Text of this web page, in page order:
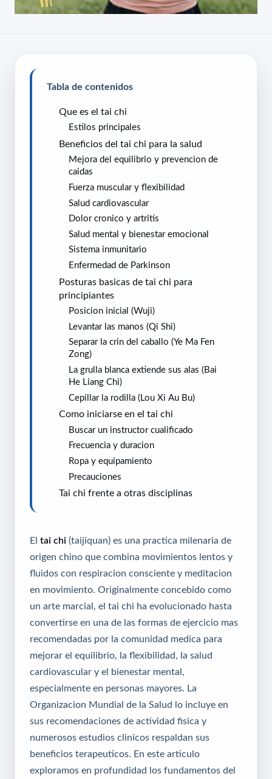
Tabla de contenidos
Que es el tai chi
Estilos principales
Beneficios del tai chi para la salud
Mejora del equilibrio y prevencion de
caidas
Fuerza muscular y flexibilidad
Salud cardiovascular
Dolor cronico y artritis
Salud mental y bienestar emocional
Sistema inmunitario
Enfermedad de Parkinson
Posturas basicas de tai chi para
principiantes
Posicion inicial (Wuji)
Levantar las manos (Qi Shi)
Separar la crin del caballo (Ye Ma Fen
Zong)
La grulla blanca extiende sus alas (Bai
He Liang Chi)
Cepillar la rodilla (Lou Xi Au Bu)
Como iniciarse en el tai chi
Buscar un instructor cualificado
Frecuencia y duracion
Ropa y equipamiento
Precauciones
Tai chi frente a otras disciplinas
El tai chi (taijiquan) es una practica milenaria de
origen chino que combina movimientos lentos y
fluidos con respiracion consciente y meditacion
en movimiento. Originalmente concebido como
un arte marcial, el tai chi ha evolucionado hasta
convertirse en una de las formas de ejercicio mas
recomendadas por la comunidad medica para
mejorar el equilibrio, la flexibilidad, la salud
cardiovascular y el bienestar mental,
especialmente en personas mayores. La
Organizacion Mundial de la Salud lo incluye en
sus recomendaciones de actividad fisica y
numerosos estudios clinicos respaldan sus
beneficios terapeuticos. En este articulo
exploramos en profundidad los fundamentos del